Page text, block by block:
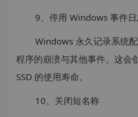
9、停用 Windows 事件
Windows 永久记录系统
程序的崩溃与其他事件。这会
SSD 的使用寿命。
10、关闭短名称